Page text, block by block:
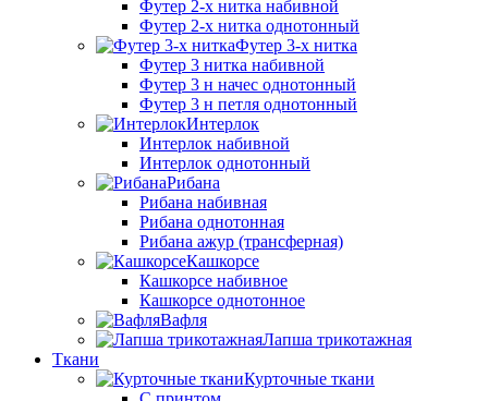
Футер 2-х нитка набивной
Футер 2-х нитка однотонный
Футер 3-х нитка
Футер 3 нитка набивной
Футер 3 н начес однотонный
Футер 3 н петля однотонный
Интерлок
Интерлок набивной
Интерлок однотонный
Рибана
Рибана набивная
Рибана однотонная
Рибана ажур (трансферная)
Кашкорсе
Кашкорсе набивное
Кашкорсе однотонное
Вафля
Лапша трикотажная
Ткани
Курточные ткани